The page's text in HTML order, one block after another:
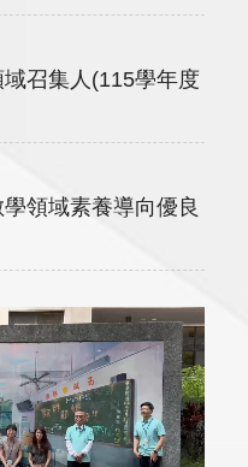
召集人(115學年度
領域素養導向優良